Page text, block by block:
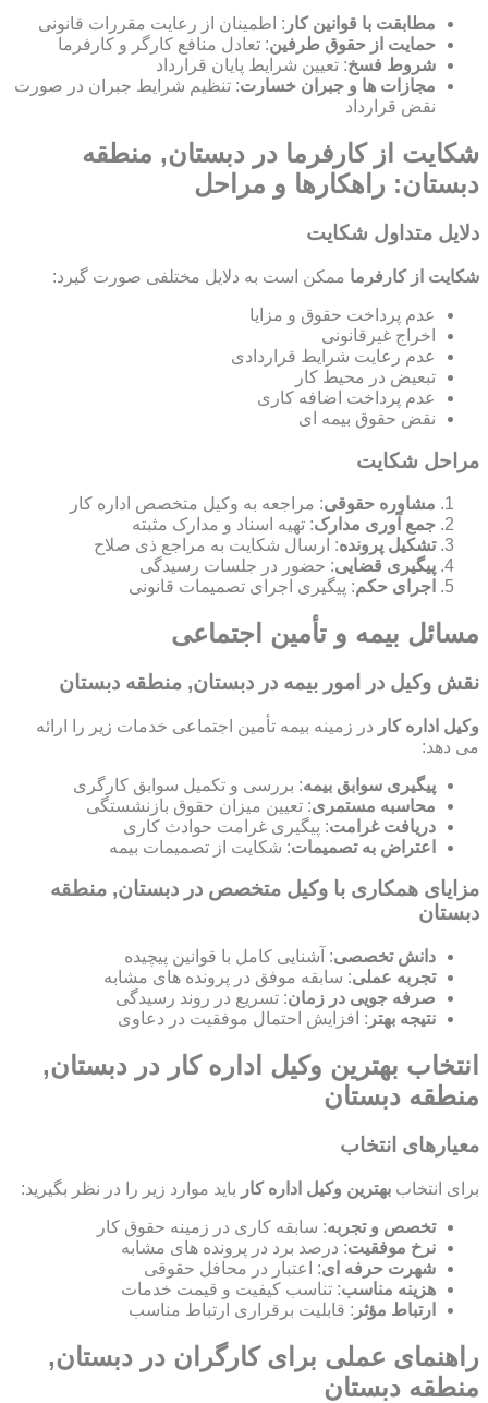
مطابقت با قوانین کار : اطمینان از رعایت مقررات قانونی
حمایت از حقوق طرفین: تعادل منافع کارگر و کارفرما
شروط فسخ: تعیین شرایط پایان قرارداد
مجازات ها و جبران خسارت: تنظیم شرایط جبران در صورت
نقض قرارداد
شکایت از کارفرما در دبستان, منطقه
دبستان: راهکارها و مراحل
دلایل متداول شکایت
شکایت از کارفرما ممکن است به دلایل مختلفی صورت گیرد:
عدم پرداخت حقوق و مزایا
اخراج غیرقانونی
عدم رعایت شرایط قراردادی
تبعیض در محیط کار
عدم پرداخت اضافه کاری
نقض حقوق بیمه ای
مراحل شکایت
مشاوره حقوقی: مراجعه به وکیل متخصص اداره کار
جمع آوری مدارک: تهیه اسناد و مدارک مثبته
تشکیل پرونده: ارسال شکایت به مراجع ذی صلاح
پیگیری قضایی: حضور در جلسات رسیدگی
اجرای حکم: پیگیری اجرای تصمیمات قانونی
مسائل بیمه و تأمین اجتماعی
نقش وکیل در امور بیمه در دبستان, منطقه دبستان
وکیل اداره کار در زمینه بیمه تأمین اجتماعی خدمات زیر را ارائه
می دهد:
پیگیری سوابق بیمه: بررسی و تکمیل سوابق کارگری
محاسبه مستمری: تعیین میزان حقوق بازنشستگی
دریافت غرامت: پیگیری غرامت حوادث کاری
اعتراض به تصمیمات: شکایت از تصمیمات بیمه
مزایای همکاری با وکیل متخصص در دبستان, منطقه
دبستان
دانش تخصصی: آشنایی کامل با قوانین پیچیده
تجربه عملی: سابقه موفق در پرونده های مشابه
صرفه جویی در زمان: تسریع در روند رسیدگی
نتیجه بهتر : افزایش احتمال موفقیت در دعاوی
انتخاب بهترین وکیل اداره کار در دبستان,
منطقه دبستان
معیارهای انتخاب
برای انتخاب بهترین وکیل اداره کار باید موارد زیر را در نظر بگیرید:
تخصص و تجربه: سابقه کاری در زمینه حقوق کار
نرخ موفقیت: درصد برد در پرونده های مشابه
شهرت حرفه ای: اعتبار در محافل حقوقی
هزینه مناسب: تناسب کیفیت و قیمت خدمات
ارتباط مؤثر : قابلیت برقراری ارتباط مناسب
راهنمای عملی برای کارگران در دبستان,
منطقه دبستان